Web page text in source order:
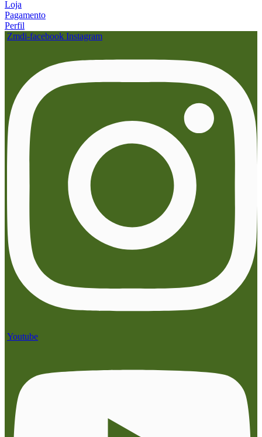
Loja
Pagamento
Perfil
Zmdi-facebook Instagram
Youtube